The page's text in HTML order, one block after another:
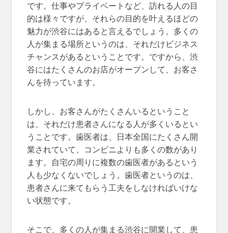
です。仕事やプライベートなど、訪れる人の目
的は様々ですが、それらの目的を叶えるほどの
魅力が渋谷にはあると言えるでしょう。多くの
人が集まる場所というのは、それだけビジネス
チャンスがあるということです。ですから、渋
谷にはたくさんのお店がオープンして、お客さ
んを待っています。
しかし、お客さんがたくさんいるということ
は、それだけ患者さんになる人が多くいるとい
うことです。歯医者は、日本全国にたくさん開
業されていて、コンビニよりも多くの数があり
ます。自宅の周りに複数の歯医者があるという
人も少なくないでしょう。歯医者というのは、
患者さんに来てもらう工夫をしなければいけな
い状態です。
そこで、多くの人が集まる渋谷に開業して、患